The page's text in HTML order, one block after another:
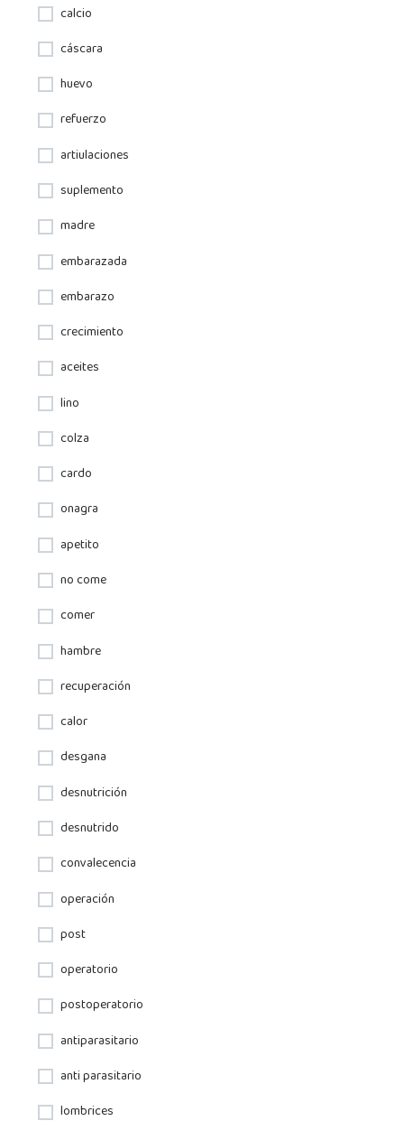
calcio
cáscara
huevo
refuerzo
artiulaciones
suplemento
madre
embarazada
embarazo
crecimiento
aceites
lino
colza
cardo
onagra
apetito
no come
comer
hambre
recuperación
calor
desgana
desnutrición
desnutrido
convalecencia
operación
post
operatorio
postoperatorio
antiparasitario
anti parasitario
lombrices